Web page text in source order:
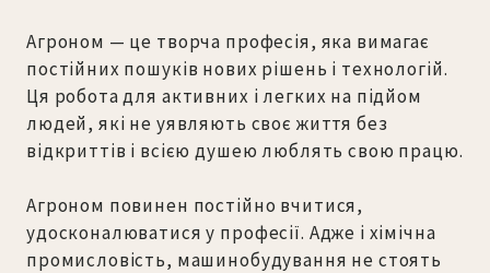
Агроном — це творча професія, яка вимагає
постійних пошуків нових рішень і технологій.
Ця робота для активних і легких на підйом
людей, які не уявляють своє життя без
відкриттів і всією душею люблять свою працю.
Агроном повинен постійно вчитися,
удосконалюватися у професії. Адже і хімічна
промисловість, машинобудування не стоять